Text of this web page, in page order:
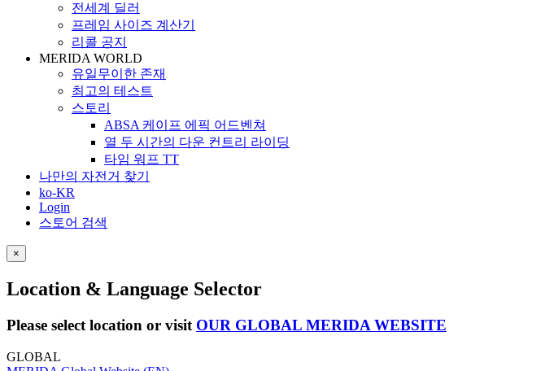
전세계 딜러
프레임 사이즈 계산기
리콜 공지
MERIDA WORLD
유일무이한 존재
최고의 테스트
스토리
ABSA 케이프 에픽 어드벤쳐
열 두 시간의 다운 컨트리 라이딩
타임 워프 TT
나만의 자전거 찾기
ko-KR
Login
스토어 검색
×
Location & Language Selector
Please select location or visit OUR GLOBAL MERIDA WEBSITE
GLOBAL